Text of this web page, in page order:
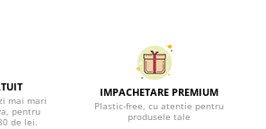
mai mari
pentru
de lei.
IMPACHETARE PREMIUM
Plastic-free, cu atentie pentru
produsele tale